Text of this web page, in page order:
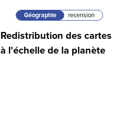
Géographie recension
Redistribution des cartes
à l'échelle de la planète